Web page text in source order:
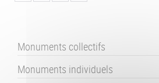
Monuments collectifs
Monuments individuels